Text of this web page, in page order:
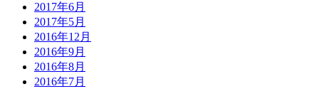
2017年6月
2017年5月
2016年12月
2016年9月
2016年8月
2016年7月